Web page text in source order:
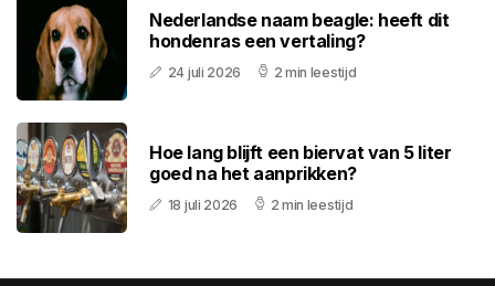
Nederlandse naam beagle: heeft dit
hondenras een vertaling?
24 juli 2026 2 min leestijd
Hoe lang blijft een biervat van 5 liter
goed na het aanprikken?
18 juli 2026 2 min leestijd